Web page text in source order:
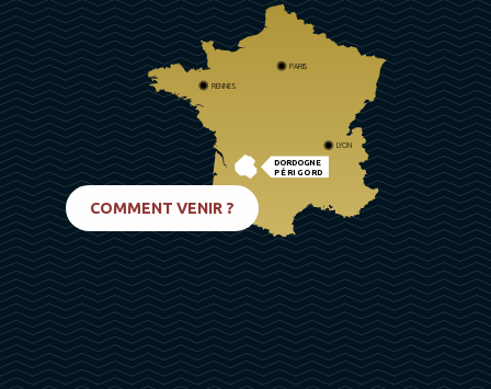
DORDOGNE
PÉRIGORD
PARIS
RENNES
LYON
COMMENT VENIR ?